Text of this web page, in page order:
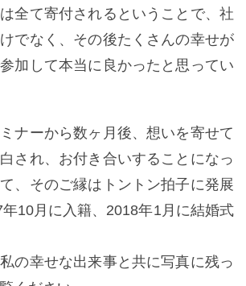
全て寄付されるということで、社
でなく、その後たくさんの幸せが
加して本当に良かったと思ってい
ナーから数ヶ月後、想いを寄せて
され、お付き合いすることになっ
、そのご縁はトントン拍子に発展
年10月に入籍、2018年1月に結婚式
の幸せな出来事と共に写真に残っ